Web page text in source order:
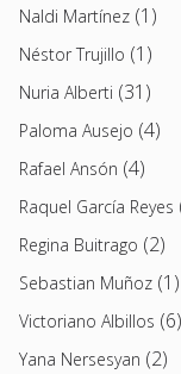
Naldi Martínez (1)
Néstor Trujillo (1)
Nuria Alberti (31)
Paloma Ausejo (4)
Rafael Ansón (4)
Raquel García Reyes
Regina Buitrago (2)
Sebastian Muñoz (1)
Victoriano Albillos (6)
Yana Nersesyan (2)